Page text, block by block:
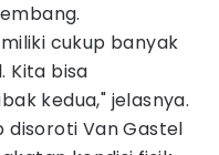
cukup banyak
Kita bisa
kedua," jelasnya.
disoroti Van Gastel